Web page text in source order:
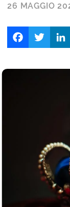
26 MAGGIO
Facebook